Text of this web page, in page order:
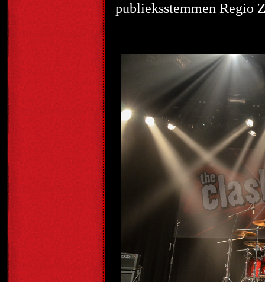
publieksstemmen Regio